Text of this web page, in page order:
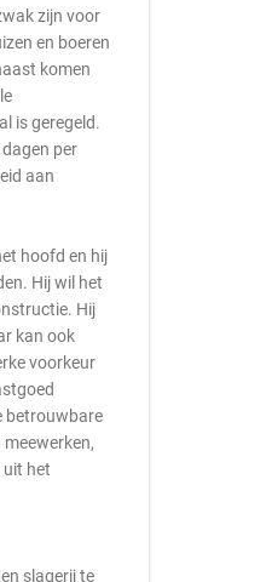
zijn voor
en boeren
komen
is geregeld.
per
aan
hoofd en hij
Hij wil het
Hij
kan ook
voorkeur
betrouwbare
uit het
slagerij te